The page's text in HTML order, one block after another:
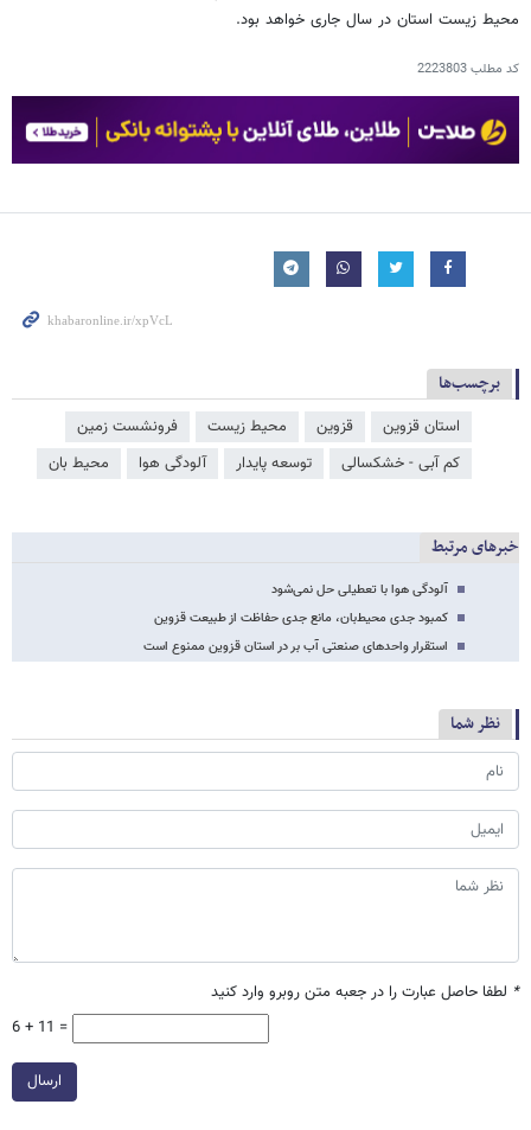
محیط زیست استان در سال جاری خواهد بود.
کد مطلب2223803
برچسب‌ها
استان قزوین قزوین محیط زیست
فرونشست زمین
کم آبی - خشکسالی
توسعه پایدار آلودگی هوا محیط بان
خبرهای مرتبط
آلودگی هوا با تعطیلی حل نمی‌شود
کمبود جدی محیط‌بان، مانع جدی حفاظت از طبیعت قزوین
استقرار واحدهای صنعتی آب بر در استان قزوین ممنوع است
نظر شما
* لطفا حاصل عبارت را در جعبه متن روبرو وارد کنید
6 + 11 =
ارسال